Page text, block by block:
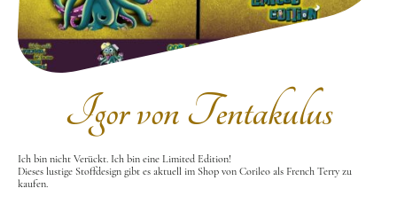
Igor von Tentakulus
Ich bin nicht Verückt. Ich bin eine Limited Edition!
Dieses lustige Stoffdesign gibt es aktuell im Shop von Corileo als French Terry zu
kaufen.